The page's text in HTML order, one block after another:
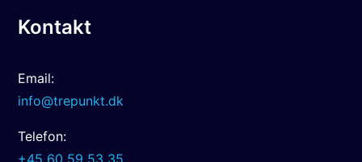
Kontakt
Email:
info@trepunkt.dk
Telefon:
+45 60 59 53 35